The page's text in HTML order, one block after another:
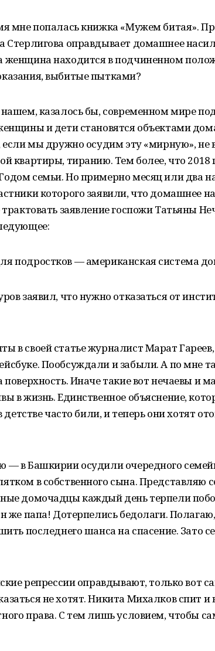
мне попалась книжка «Мужем битая».
Стерлигова оправдывает домашнее
женщина находится в подчиненном
выбитые пытками?
казалось бы, современном мире
и дети становятся объектами
мы дружно осудим эту «мирную», не
квартиры, тиранию. Тем более, что 2018
семьи. Но примерно месяц или два
которого заявили, что домашнее
заявление госпожи Татьяны
подростков — американская система
заявил, что нужно отказаться от
в своей статье журналист Марат
Пообсуждали и забыли. А по мне
Иначе такие вот нечаевы и
в жизнь. Единственное объяснение,
детстве часто били, и теперь они хотят
— в Башкирии осудили очередного
в собственного сына. Представляю
домочадцы каждый день терпели
же папа! Дотерпелись бедолаги.
последнего шанса на спасение. Зато
репрессии оправдывают, только вот
не хотят. Никита Михалков спит и
права. С тем лишь условием, чтобы